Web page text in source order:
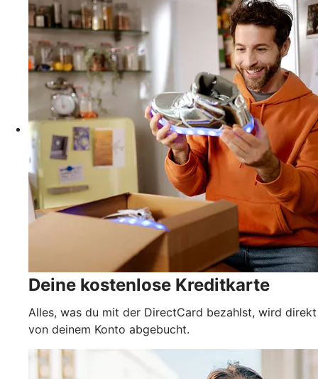
Deine kostenlose Kreditkarte
Alles, was du mit der DirectCard bezahlst, wird direkt
von deinem Konto abgebucht.